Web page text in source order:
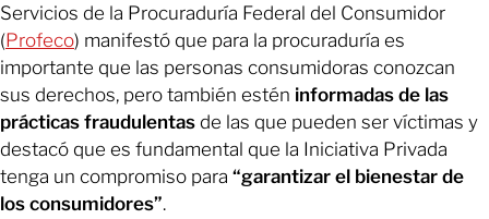
Servicios de la Procuraduría Federal del Consumidor
(Profeco) manifestó que para la procuraduría es
importante que las personas consumidoras conozcan
sus derechos, pero también estén informadas de las
prácticas fraudulentas de las que pueden ser víctimas y
destacó que es fundamental que la Iniciativa Privada
tenga un compromiso para “garantizar el bienestar de
los consumidores”.